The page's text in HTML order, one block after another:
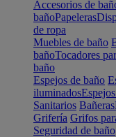
Accesorios de
bañoPapeleras
de ropa
Muebles de baño
bañoTocadores
baño
Espejos de baño
iluminados
Sanitarios Bañeras
Grifería Grifos
Seguridad de baño